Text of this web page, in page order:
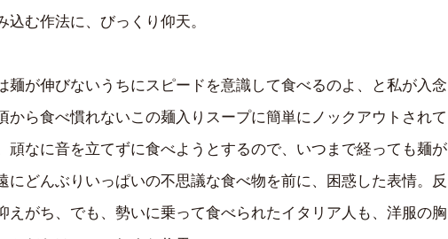
込む作法に、びっくり仰天。
麺が伸びないうちにスピードを意識して食べるのよ、と私が入念
から食べ慣れないこの麺入りスープに簡単にノックアウトされて
頑なに音を立てずに食べようとするので、いつまで経っても麺が
にどんぶりいっぱいの不思議な食べ物を前に、困惑した表情。反
えがち、でも、勢いに乗って食べられたイタリア人も、洋服の胸